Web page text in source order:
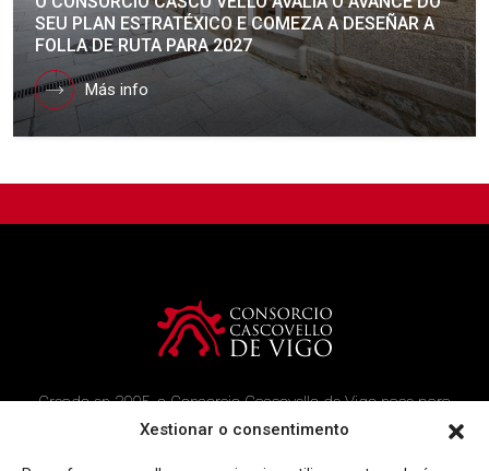
Xestionar o consentimento
SEU PLAN ESTRATÉXICO E COMEZA A DESEÑAR A
FOLLA DE RUTA PARA 2027
Más info
Creado en 2005, o Consorcio Cascovello de Vigo nace para
atender aos veciños do casco histórico, creando un ambicioso